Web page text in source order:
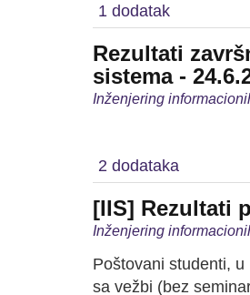
1 dodatak
Rezultati
sistema -
Inženjering
2 dodataka
[IIS] Rezultati
Inženjering
Poštovani studenti,
sa vežbi (bez